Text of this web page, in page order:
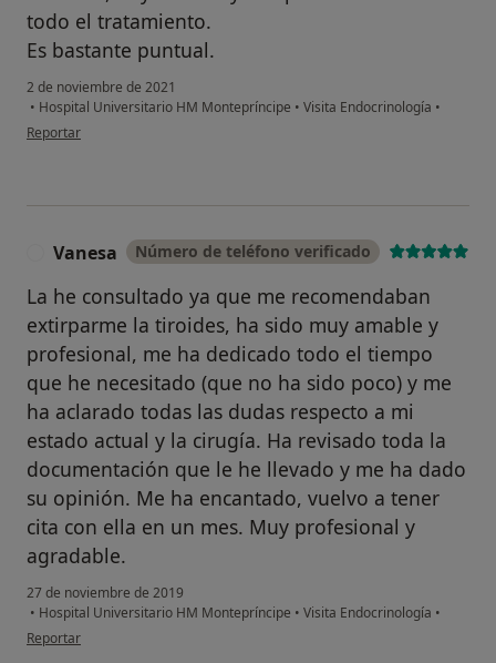
todo el tratamiento.
Es bastante puntual.
2 de noviembre de 2021
• Hospital Universitario HM Montepríncipe • Visita Endocrinología •
en opinión del usuario Scully
Reportar
Vanesa Número de teléfono verificado
La he consultado ya que me recomendaban
extirparme la tiroides, ha sido muy amable y
profesional, me ha dedicado todo el tiempo
que he necesitado (que no ha sido poco) y me
ha aclarado todas las dudas respecto a mi
estado actual y la cirugía. Ha revisado toda la
documentación que le he llevado y me ha dado
su opinión. Me ha encantado, vuelvo a tener
cita con ella en un mes. Muy profesional y
agradable.
27 de noviembre de 2019
• Hospital Universitario HM Montepríncipe • Visita Endocrinología •
en opinión del usuario Vanesa
Reportar